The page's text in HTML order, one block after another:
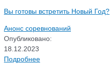
Вы готовы встретить Новый Год?
Анонс соревнований
Опубликовано:
18.12.2023
Подробнее